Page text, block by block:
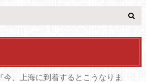
『今、上海に到着するとこうなりま